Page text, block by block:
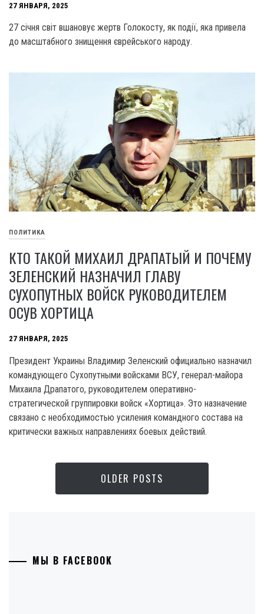
27 ЯНВАРЯ, 2025
27 січня світ вшановує жертв Голокосту, як події, яка привела
до масштабного знищення єврейського народу.
ПОЛИТИКА
КТО ТАКОЙ МИХАИЛ ДРАПАТЫЙ И ПОЧЕМУ
ЗЕЛЕНСКИЙ НАЗНАЧИЛ ГЛАВУ
СУХОПУТНЫХ ВОЙСК РУКОВОДИТЕЛЕМ
ОСУВ ХОРТИЦА
27 ЯНВАРЯ, 2025
Президент Украины Владимир Зеленский официально назначил
командующего Сухопутными войсками ВСУ, генерал-майора
Михаила Драпатого, руководителем оперативно-
стратегической группировки войск «Хортица». Это назначение
связано с необходимостью усиления командного состава на
критически важных направлениях боевых действий.
OLDER POSTS
МЫ В FACEBOOK